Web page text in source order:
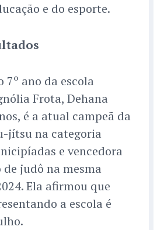
e do esporte.
7º ano da escola
Frota, Dehana
é a atual campeã da
jítsu na categoria
e vencedora
judô na mesma
Ela afirmou que
a escola é